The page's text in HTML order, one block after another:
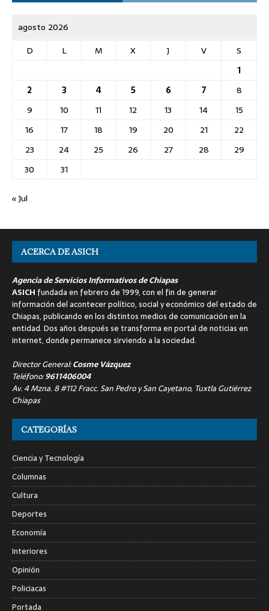
agosto 2026
D
L M X J V
S
1
2
3 4 5 6 7
8
9
10 11 12 13 14
15
16
17 18 19 20 21
22
23
24 25 26 27 28
29
30
31
« Jul
ACERCA DE ASICH
Agencia de Servicios Informativos de Chiapas
ASICH fundada en febrero de 1999, con el fin de generar
información del acontecer político, social y económico del estado de
Chiapas, publicando en los distintos medios de comunicación en la
entidad. Dos años después se transforma en portal de noticias en
internet, donde permanece sirviendo a la sociedad.
Director General:Cosme Vázquez
Teléfono:9611406004
Av. 4 Mzna. 8 #112 Fracc. San Pedro y San Cayetano, Tuxtla Gutiérrez
Chiapas
CATEGORÍAS
Ciencia y Tecnología
Columnas
Cultura
Deportes
Economía
Interiores
Opinión
Policiacas
Portada